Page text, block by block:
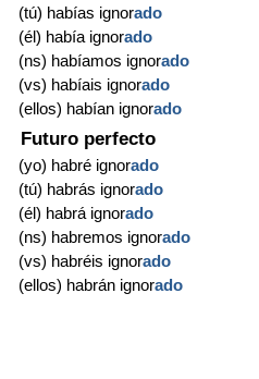
(tú) habías ignorado
(él) había ignorado
(ns) habíamos ignorado
(vs) habíais ignorado
(ellos) habían ignorado
Futuro perfecto
(yo) habré ignorado
(tú) habrás ignorado
(él) habrá ignorado
(ns) habremos ignorado
(vs) habréis ignorado
(ellos) habrán ignorado